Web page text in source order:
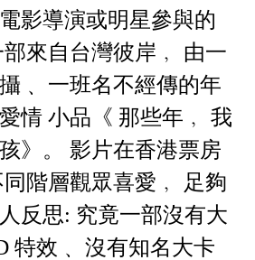
影導演或明星參與的
來自台灣彼岸﹐ 由一
﹑ 一班名不經傳的年
情 小品《 那些年﹐ 我
》。 影片在香港票房
階層觀眾喜愛﹐ 足夠
反思: 究竟一部沒有大
特效﹑ 沒有知名大卡